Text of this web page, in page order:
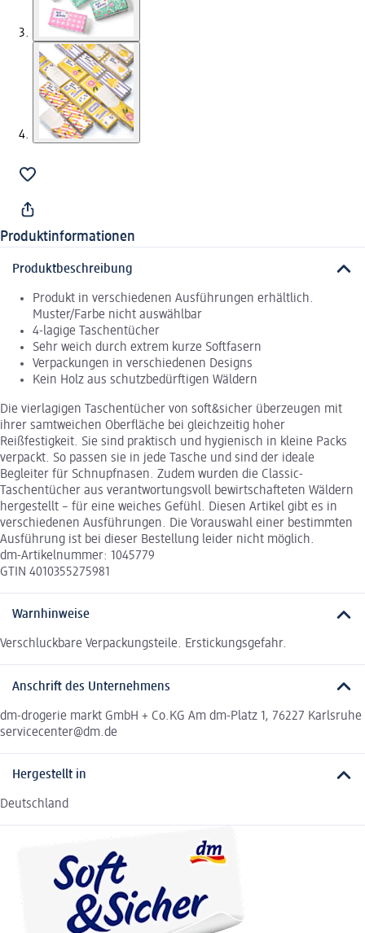
Produktinformationen
Produktbeschreibung
Produkt in verschiedenen Ausführungen erhältlich.
Muster/Farbe nicht auswählbar
4-lagige Taschentücher
Sehr weich durch extrem kurze Softfasern
Verpackungen in verschiedenen Designs
Kein Holz aus schutzbedürftigen Wäldern
Die vierlagigen Taschentücher von soft&sicher überzeugen mit
ihrer samtweichen Oberfläche bei gleichzeitig hoher
Reißfestigkeit. Sie sind praktisch und hygienisch in kleine Packs
verpackt. So passen sie in jede Tasche und sind der ideale
Begleiter für Schnupfnasen. Zudem wurden die Classic-
Taschentücher aus verantwortungsvoll bewirtschafteten Wäldern
hergestellt – für eine weiches Gefühl. Diesen Artikel gibt es in
verschiedenen Ausführungen. Die Vorauswahl einer bestimmten
Ausführung ist bei dieser Bestellung leider nicht möglich.
dm-Artikelnummer: 1045779
GTIN 4010355275981
Warnhinweise
Verschluckbare Verpackungsteile. Erstickungsgefahr.
Anschrift des Unternehmens
dm-drogerie markt GmbH + Co.KG Am dm-Platz 1, 76227 Karlsruhe
servicecenter@dm.de
Hergestellt in
Deutschland